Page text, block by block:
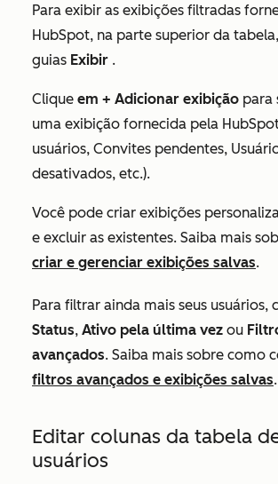
Para exibir as exibições filtradas
HubSpot, na parte superior da
guias Exibir .
Clique em + Adicionar exibição para
uma exibição fornecida pela
usuários, Convites pendentes,
desativados, etc.).
Você pode criar exibições
e excluir as existentes. Saiba mais
criar e gerenciar exibições salvas.
Para filtrar ainda mais seus usuários,
Status, Ativo pela última vez ou
avançados. Saiba mais sobre como
filtros avançados e exibições salvas.
Editar colunas da tabela
usuários